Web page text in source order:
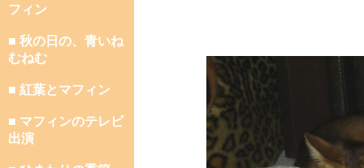
フィン
■ 秋の日の、青いね
むねむ
■ 紅葉とマフィン
■ マフィンのテレビ
出演